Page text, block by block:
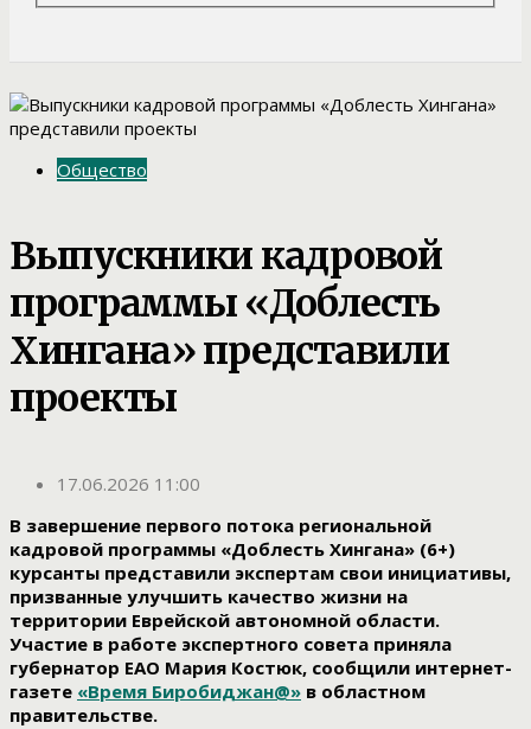
Общество
Выпускники кадровой
программы «Доблесть
Хингана» представили
проекты
17.06.2026 11:00
В завершение первого потока региональной
кадровой программы «Доблесть Хингана» (6+)
курсанты представили экспертам свои инициативы,
призванные улучшить качество жизни на
территории Еврейской автономной области.
Участие в работе экспертного совета приняла
губернатор ЕАО Мария Костюк, сообщили интернет-
газете «Время Биробиджан@» в областном
правительстве.